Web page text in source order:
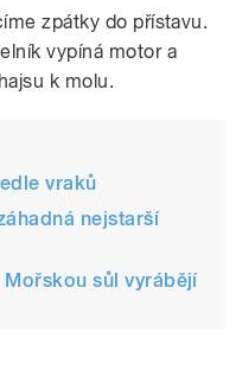
zpátky do přístavu.
vypíná motor a
k molu.
vraků
nejstarší
sůl vyrábějí